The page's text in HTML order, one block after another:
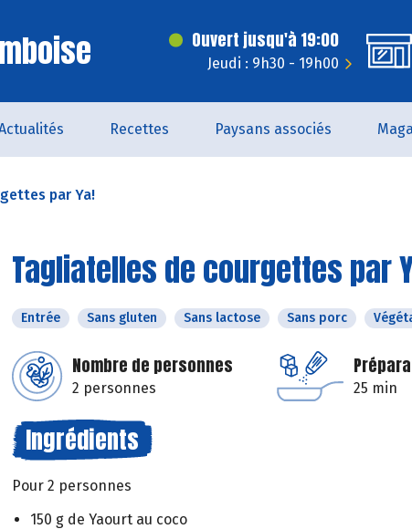
Ouvert jusqu'à 19:00
Jeudi : 9h30 - 19h00
Recettes Paysans associés
par Ya!
Tagliatelles de courgettes par
Entrée Sans gluten Sans lactose Sans porc
Nombre de personnes
2 personnes 25 min
Ingrédients
Pour 2 personnes
150 g de Yaourt au coco